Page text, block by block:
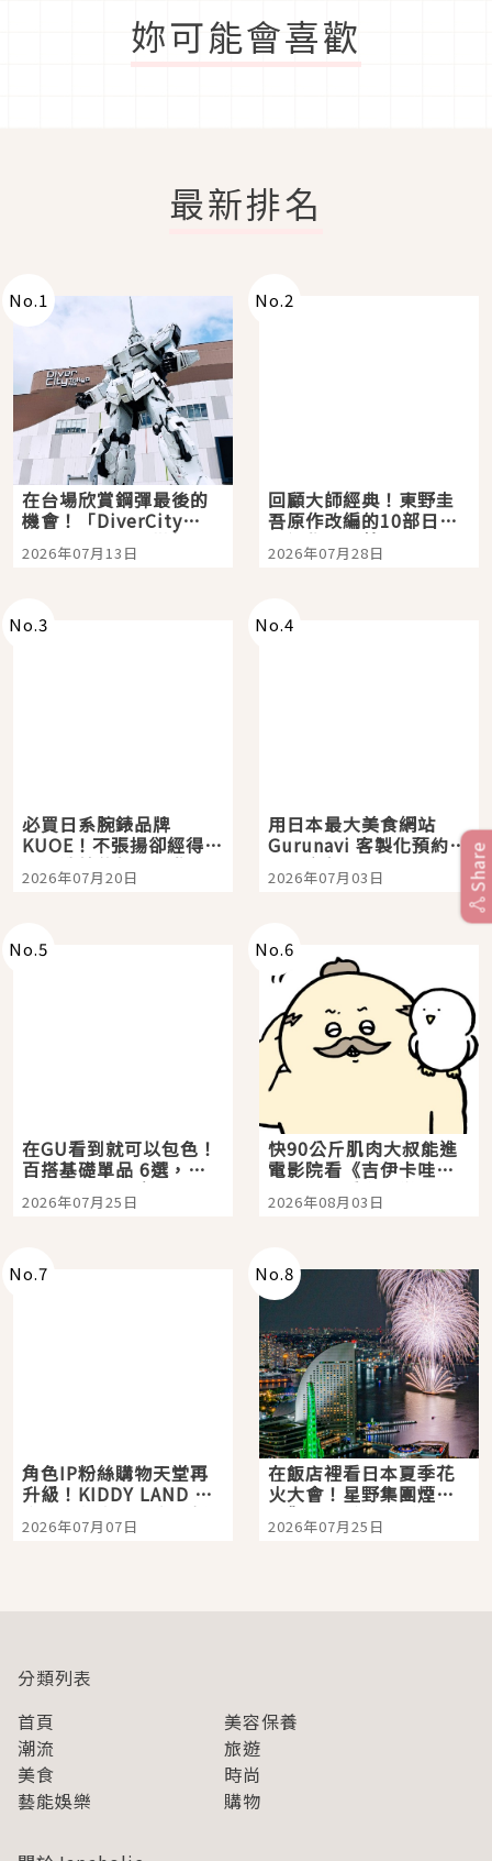
妳可能會喜歡
最新排名
No.1
在台場欣賞鋼彈最後的
機會！「DiverCity
Tokyo Plaza」搭船、
購物、美食及夜景，一
2026年07月13日
No.2
回顧大師經典！東野圭
吾原作改編的10部日本
影視作品推薦
2026年07月28日
No.3
必買日系腕錶品牌
KUOE！不張揚卻經得起
時間洗鍊的經典之作五
選
2026年07月20日
No.4
用日本最大美食網站
Gurunavi 客製化預約九
大都市餐廳，打造專屬
美食體驗！
2026年07月03日
No.5
在GU看到就可以包色！
百搭基礎單品 6選，閉
眼全收也不心疼
2026年07月25日
No.6
快90公斤肌肉大叔能進
電影院看《吉伊卡哇》
嗎？日本重金屬樂團
「打首」會長與nagano
2026年08月03日
No.7
角色IP粉絲購物天堂再
升級！KIDDY LAND 原
宿店吉伊卡哇迎客，新
開幕 OMOKADO 店3分
2026年07月07日
No.8
在飯店裡看日本夏季花
火大會！星野集團煙火
景觀飯店6選，讓你不用
人擠人悠閒欣賞
2026年07月25日
Share
分類列表
首頁
美容保養
潮流
旅遊
美食
時尚
藝能娛樂
購物